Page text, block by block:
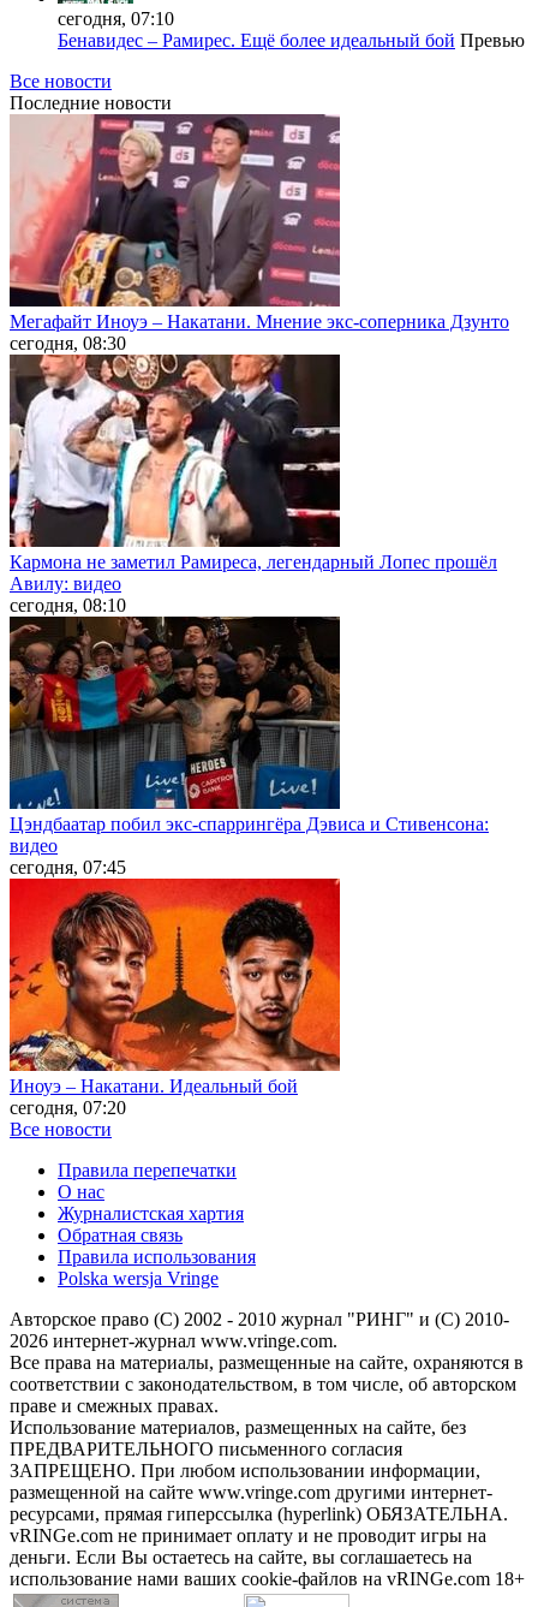
сегодня, 07:10
Бенавидес – Рамирес. Ещё более идеальный бой Превью
Все новости
Последние новости
Мегафайт Иноуэ – Накатани. Мнение экс-соперника Дзунто
сегодня, 08:30
Кармона не заметил Рамиреса, легендарный Лопес прошёл
Авилу: видео
сегодня, 08:10
Цэндбаатар побил экс-спаррингёра Дэвиса и Стивенсона:
видео
сегодня, 07:45
Иноуэ – Накатани. Идеальный бой
сегодня, 07:20
Все новости
Правила перепечатки
О нас
Журналистская хартия
Обратная связь
Правила использования
Polska wersja Vringe
Авторское право (С) 2002 - 2010 журнал "РИНГ" и (С) 2010-
2026 интернет-журнал www.vringe.com.
Все права на материалы, размещенные на сайте, охраняются в
соответствии с законодательством, в том числе, об авторском
праве и смежных правах.
Использование материалов, размещенных на сайте, без
ПРЕДВАРИТЕЛЬНОГО письменного согласия
ЗАПРЕЩЕНО. При любом использовании информации,
размещенной на сайте www.vringe.com другими интернет-
ресурсами, прямая гиперссылка (hyperlink) ОБЯЗАТЕЛЬНА.
vRINGe.com не принимает оплату и не проводит игры на
деньги. Если Вы остаетесь на сайте, вы соглашаетесь на
использование нами ваших cookie-файлов на vRINGe.com 18+